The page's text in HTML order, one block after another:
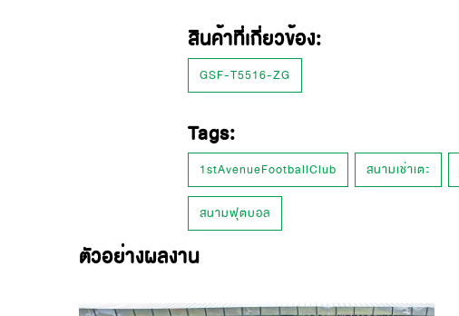
สินค้าที่เกี่ยวข้อง:
GSF-T5516-ZG
Tags:
1stAvenueFootballClub สนามเช่าเตะ
สนามฟุตบอล
ตัวอย่างผลงาน